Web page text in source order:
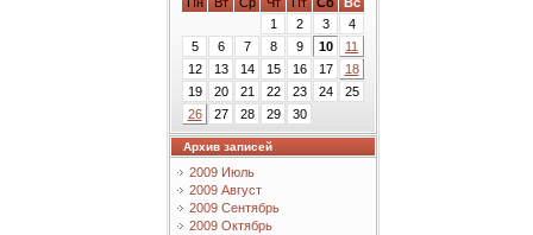
1
2 3
4
5
6 7 8 9 10
11
12
13 14 15 16 17
18
19
20 21 22 23 24
25
26
27 28 29 30
Архив записей
2009 Июль
2009 Август
2009 Сентябрь
2009 Октябрь